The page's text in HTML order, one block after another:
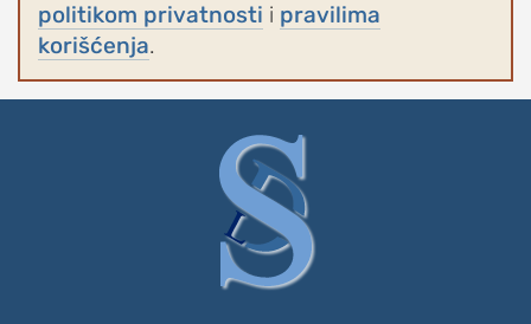
politikom privatnosti i pravilima
korišćenja.